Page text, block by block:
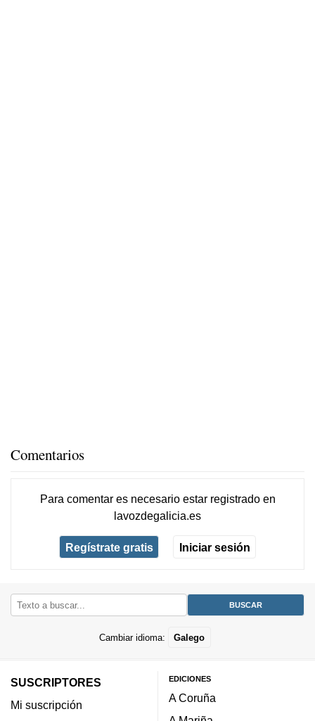
Comentarios
Para comentar es necesario estar registradoen
lavozdegalicia.es
Regístrate gratis Iniciar sesión
Cambiar idioma: Galego
SUSCRIPTORES
Mi suscripción
EDICIONES
A Coruña